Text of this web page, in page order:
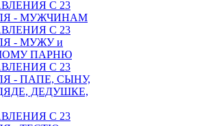
С 23
- МУЖЧИНАМ
С 23
- МУЖУ и
ПАРНЮ
С 23
- ПАПЕ, СЫНУ,
ДЕДУШКЕ,
С 23